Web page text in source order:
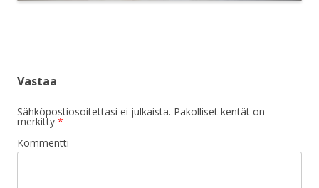
Vastaa
Sähköpostiosoitettasi ei julkaista. Pakolliset kentät on
merkitty *
Kommentti